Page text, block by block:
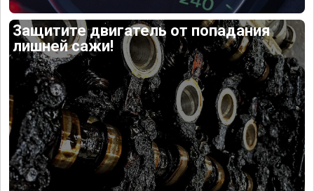
Защитите двигатель от попадания
лишней сажи!